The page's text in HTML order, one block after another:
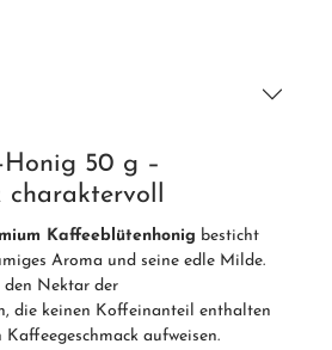
50 g –
Kaffeeblütenhonig besticht
Aroma und seine edle Milde.
den Nektar der
die keinen Koffeinanteil enthalten
aufweisen.